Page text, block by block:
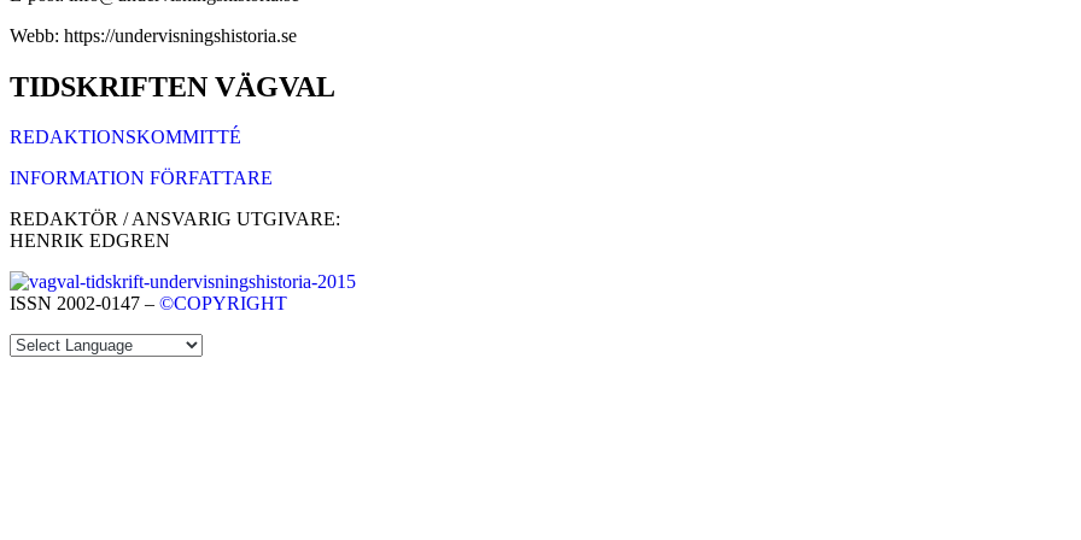
Webb: https://undervisningshistoria.se
TIDSKRIFTEN VÄGVAL
REDAKTIONSKOMMITTÉ
INFORMATION FÖRFATTARE
REDAKTÖR / ANSVARIG UTGIVARE:
HENRIK EDGREN
ISSN 2002-0147 – ©COPYRIGHT